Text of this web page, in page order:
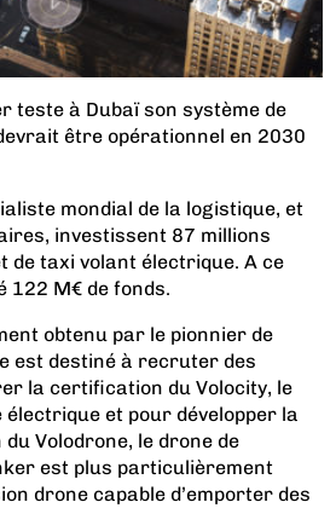
teste à Dubaï son système de
être opérationnel en 2030
mondial de la logistique, et
investissent 87 millions
de taxi volant électrique. A ce
122 M€ de fonds.
obtenu par le pionnier de
est destiné à recruter des
la certification du Volocity, le
et pour développer la
Volodrone, le drone de
est plus particulièrement
drone capable d’emporter des